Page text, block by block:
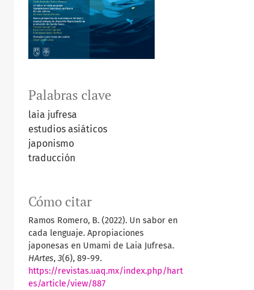
Palabras clave
laia jufresa
estudios asiáticos
japonismo
traducción
Cómo citar
Ramos Romero, B. (2022). Un sabor en
cada lenguaje. Apropiaciones
japonesas en Umami de Laia Jufresa.
HArtes, 3(6), 89-99.
https://revistas.uaq.mx/index.php/hart
es/article/view/887